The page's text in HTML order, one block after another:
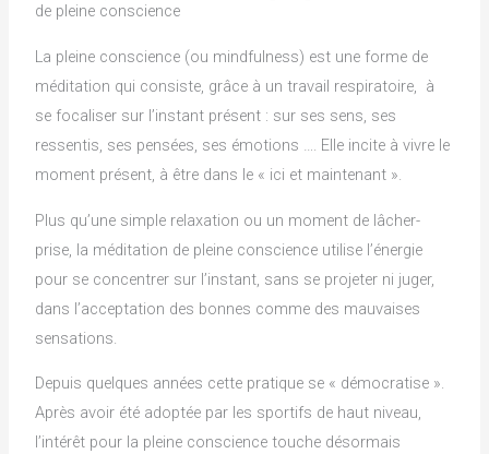
de pleine conscience
La pleine conscience (ou mindfulness) est une forme de
méditation qui consiste, grâce à un travail respiratoire, à
se focaliser sur l’instant présent : sur ses sens, ses
ressentis, ses pensées, ses émotions …. Elle incite à vivre le
moment présent, à être dans le « ici et maintenant ».
Plus qu’une simple relaxation ou un moment de lâcher-
prise, la méditation de pleine conscience utilise l’énergie
pour se concentrer sur l’instant, sans se projeter ni juger,
dans l’acceptation des bonnes comme des mauvaises
sensations.
Depuis quelques années cette pratique se « démocratise ».
Après avoir été adoptée par les sportifs de haut niveau,
l’intérêt pour la pleine conscience touche désormais